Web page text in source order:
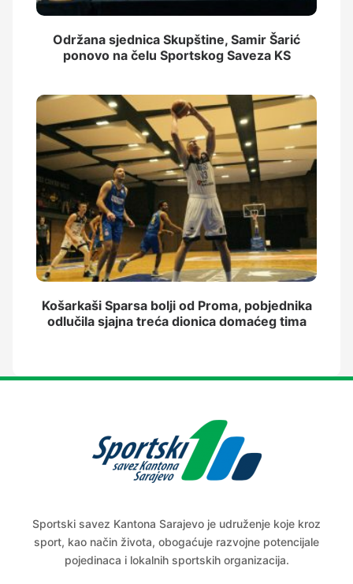
Održana sjednica Skupštine, Samir Šarić
ponovo na čelu Sportskog Saveza KS
Košarkaši Sparsa bolji od Proma, pobjednika
odlučila sjajna treća dionica domaćeg tima
Sportski savez Kantona Sarajevo je udruženje koje kroz
sport, kao način života, obogaćuje razvojne potencijale
pojedinaca i lokalnih sportskih organizacija.